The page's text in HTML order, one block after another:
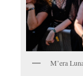
M’era